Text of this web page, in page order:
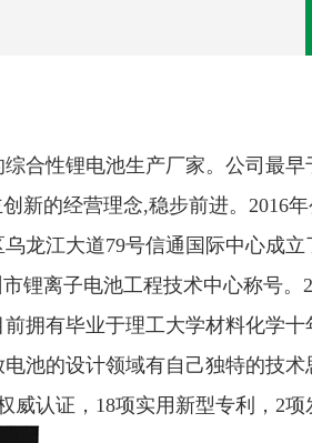
合性锂电池⽣产⼚家。公司最早
新的经营理念,稳步前进。2016
⻰江⼤道79号信通国际中⼼成
锂离⼦电池⼯程技术中⼼称号。
前拥有毕业于理⼯⼤学材料化学
池的设计领域有⾃⼰独特的技术
认证，18项实⽤新型专利，2项